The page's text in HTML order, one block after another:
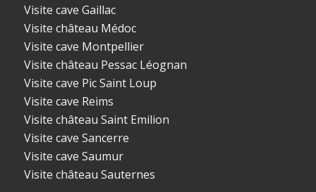
Visite cave Gaillac
Visite château Médoc
Visite cave Montpellier
Visite château Pessac Léognan
Visite cave Pic Saint Loup
Visite cave Reims
Visite château Saint Emilion
Visite cave Sancerre
Visite cave Saumur
Visite château Sauternes